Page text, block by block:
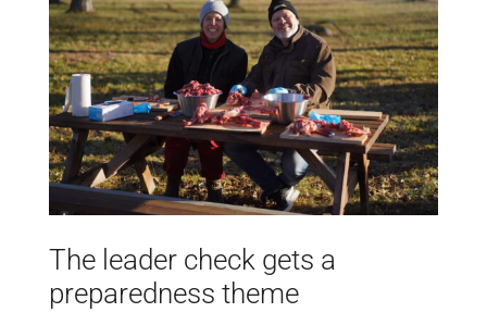
The leader check gets a
preparedness theme